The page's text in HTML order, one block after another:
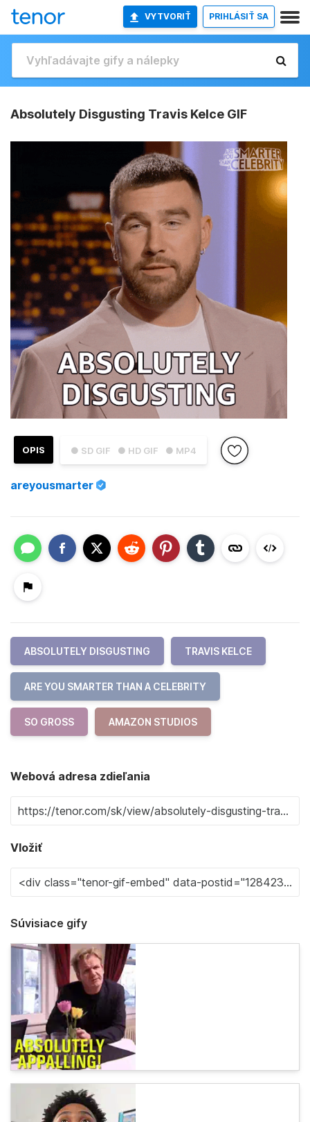
VYTVORIŤ PRIHLÁSIŤ SA
Absolutely Disgusting Travis Kelce GIF
● SD GIF ● HD GIF ● MP4
OPIS
areyousmarter
ABSOLUTELY DISGUSTING TRAVIS KELCE
ARE YOU SMARTER THAN A CELEBRITY
SO GROSS AMAZON STUDIOS
Webová adresa zdieľania
Vložiť
Súvisiace gify